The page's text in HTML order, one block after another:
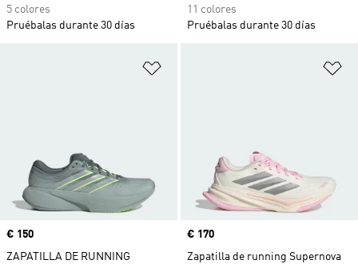
5 colores
Pruébalas durante 30 días
11 colores
Pruébalas durante 30 días
Precio
€ 150
ZAPATILLA DE RUNNING
Precio
€ 170
Zapatilla de running Supernova